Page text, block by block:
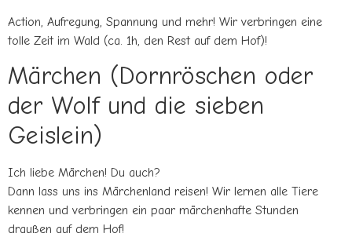
Action, Aufregung, Spannung und mehr! Wir verbringen eine
tolle Zeit im Wald (ca. 1h, den Rest auf dem Hof)!
Märchen (Dornröschen oder
der Wolf und die sieben
Geislein)
Ich liebe Märchen! Du auch?
Dann lass uns ins Märchenland reisen! Wir lernen alle Tiere
kennen und verbringen ein paar märchenhafte Stunden
draußen auf dem Hof!